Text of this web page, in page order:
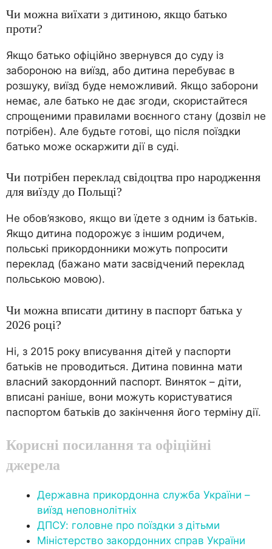
Чи можна виїхати з дитиною, якщо батько
проти?
Якщо батько офіційно звернувся до суду із
забороною на виїзд, або дитина перебуває в
розшуку, виїзд буде неможливий. Якщо заборони
немає, але батько не дає згоди, скористайтеся
спрощеними правилами воєнного стану (дозвіл не
потрібен). Але будьте готові, що після поїздки
батько може оскаржити дії в суді.
Чи потрібен переклад свідоцтва про народження
для виїзду до Польщі?
Не обов’язково, якщо ви їдете з одним із батьків.
Якщо дитина подорожує з іншим родичем,
польські прикордонники можуть попросити
переклад (бажано мати засвідчений переклад
польською мовою).
Чи можна вписати дитину в паспорт батька у
2026 році?
Ні, з 2015 року вписування дітей у паспорти
батьків не проводиться. Дитина повинна мати
власний закордонний паспорт. Виняток – діти,
вписані раніше, вони можуть користуватися
паспортом батьків до закінчення його терміну дії.
Корисні посилання та офіційні
джерела
Державна прикордонна служба України –
виїзд неповнолітніх
ДПСУ: головне про поїздки з дітьми
Міністерство закордонних справ України